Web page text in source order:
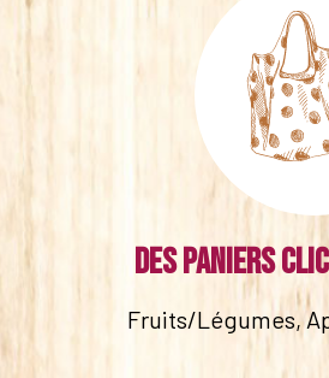
Des paniers
Fruits/Légumes,